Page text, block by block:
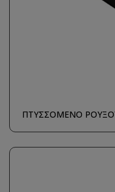
ΠΤΥΣΣΟΜΕΝΟ